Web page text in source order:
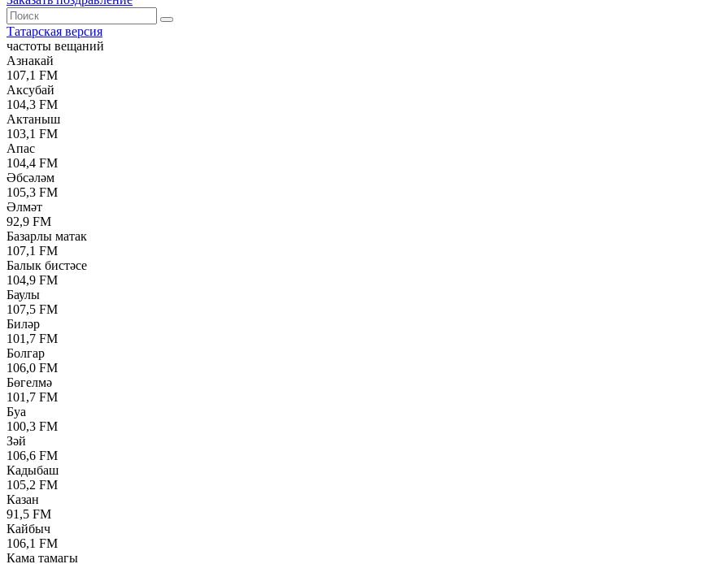
Татарская версия
частоты вещаний
Азнакай
107,1 FM
Аксубай
104,3 FM
Актаныш
103,1 FM
Апас
104,4 FM
Әбсәләм
105,3 FM
Әлмәт
92,9 FM
Базарлы матак
107,1 FM
Балык бистәсе
104,9 FM
Баулы
107,5 FM
Биләр
101,7 FM
Болгар
106,0 FM
Бөгелмә
101,7 FM
Буа
100,3 FM
Зәй
106,6 FM
Кадыбаш
105,2 FM
Казан
91,5 FM
Кайбыч
106,1 FM
Кама тамагы